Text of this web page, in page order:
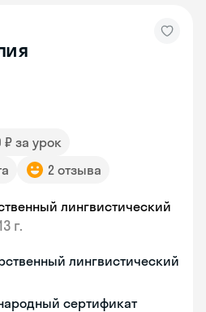
₽ за урок
2 отзыва
лингвистический
г.
лингвистический
сертификат